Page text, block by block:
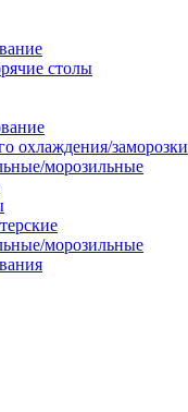
столы
охлаждения/заморозки
морозильные
морозильные